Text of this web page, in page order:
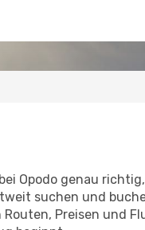
Opodo genau
suchen und
Preisen und